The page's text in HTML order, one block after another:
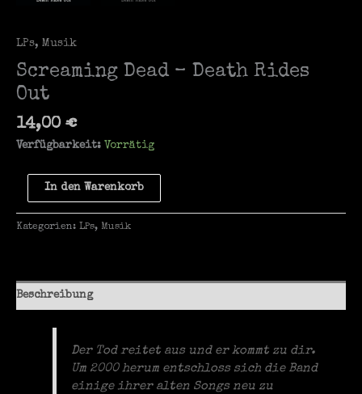
LPs, Musik
Screaming Dead – Death Rides
Out
14,00 €
Verfügbarkeit: Vorrätig
Screaming
Dead
-
Death
Menge
In den Warenkorb
Kategorien: LPs, Musik
Beschreibung
Der Tod reitet aus und er kommt zu dir.
Um 2000 herum entschloss sich die Band
einige ihrer alten Songs neu zu